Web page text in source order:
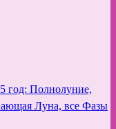
год: Полнолуние,
Луна, все Фазы